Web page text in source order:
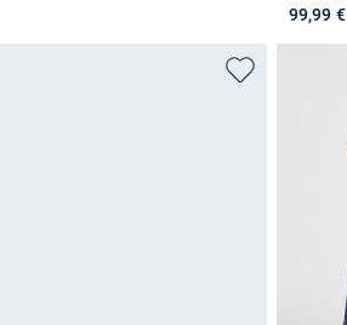
99,99 €